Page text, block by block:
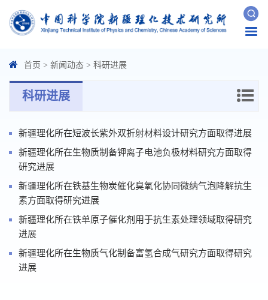
首页 > 新闻动态 > 科研进展
科研进展
新疆理化所在短波长紫外双折射材料设计研究方面取得进展
新疆理化所在生物质制备钾离子电池负极材料研究方面取得
研究进展
新疆理化所在铁基生物炭催化臭氧化协同微纳气泡降解抗生
素方面取得研究进展
新疆理化所在铁单原子催化剂用于抗生素处理领域取得研究
进展
新疆理化所在生物质气化制备富氢合成气研究方面取得研究
进展